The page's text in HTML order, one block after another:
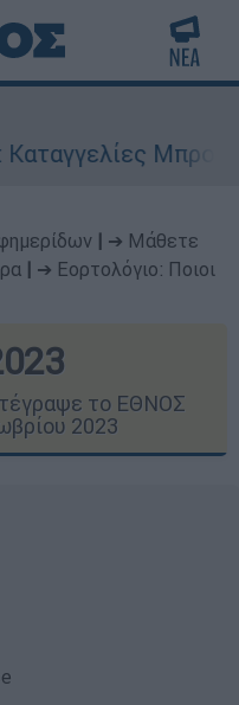
για
➔ Μάθετε
➔ Εορτολόγιο: Ποιοι
το ΕΘΝΟΣ
2023